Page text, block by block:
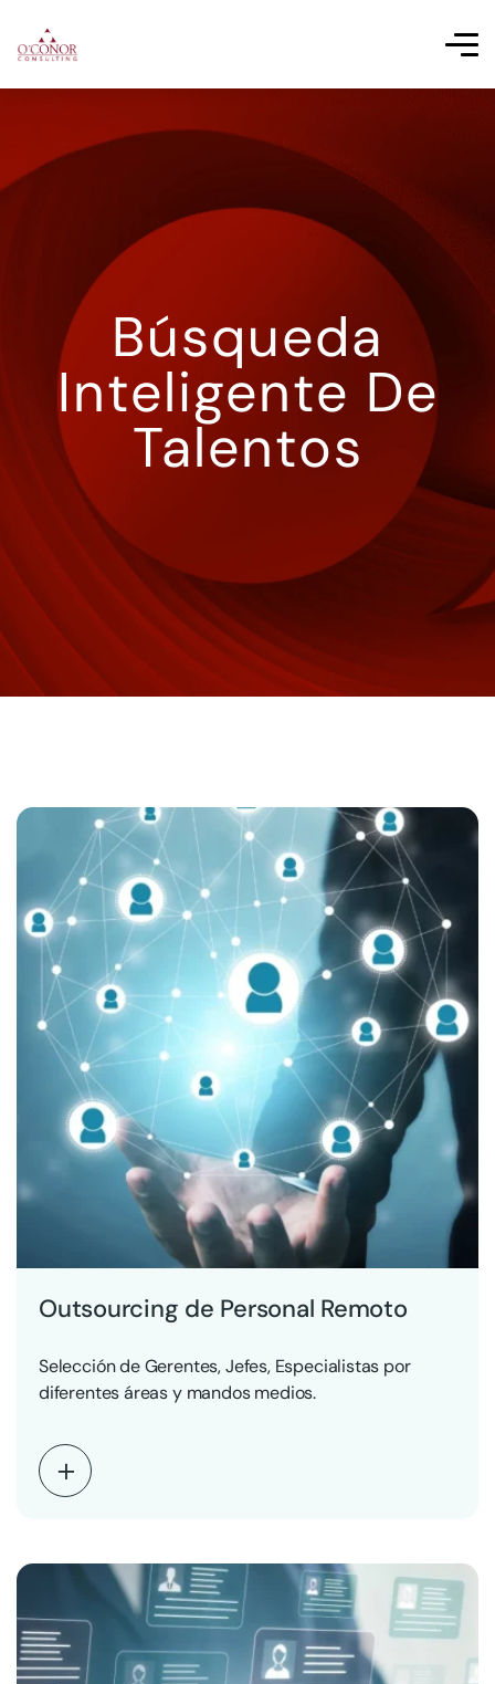
Búsqueda
Inteligente De
Talentos
Outsourcing de Personal Remoto
Selección de Gerentes, Jefes, Especialistas por
diferentes áreas y mandos medios.